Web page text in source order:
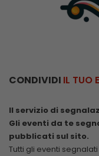
CONDIVIDI IL TUO
Il servizio di
Gli eventi da te
pubblicati sul sito.
Tutti gli eventi